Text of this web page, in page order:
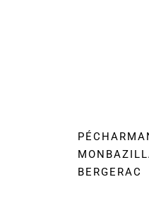
BERGERAC